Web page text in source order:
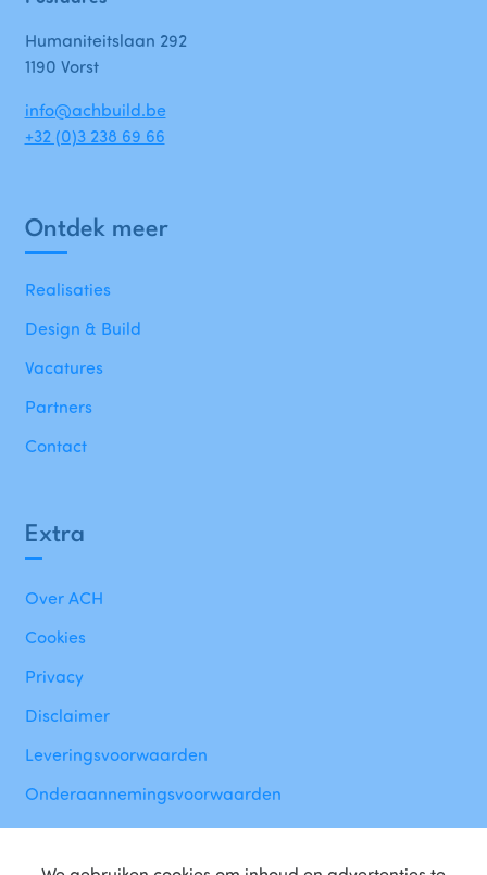
Extra
Over ACH
Cookies
Privacy
Disclaimer
Leveringsvoorwaarden
Onderaannemingsvoorwaarden
Ontdek meer
Realisaties
Design & Build
Vacatures
Partners
Contact
Humaniteitslaan 292
1190 Vorst
info@achbuild.be
+32 (0)3 238 69 66